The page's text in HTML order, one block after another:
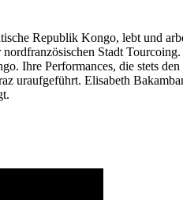
Republik Kongo, lebt und
Stadt
Ihre Performances, die stets
uraufgeführt. Elisabeth